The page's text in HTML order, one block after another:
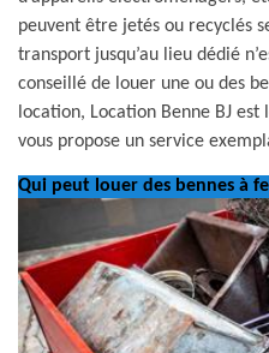
peuvent être jetés ou recyclés
transport jusqu’au lieu dédié
conseillé de louer une ou des
location, Location Benne BJ
vous propose un service
Qui peut louer des bennes à